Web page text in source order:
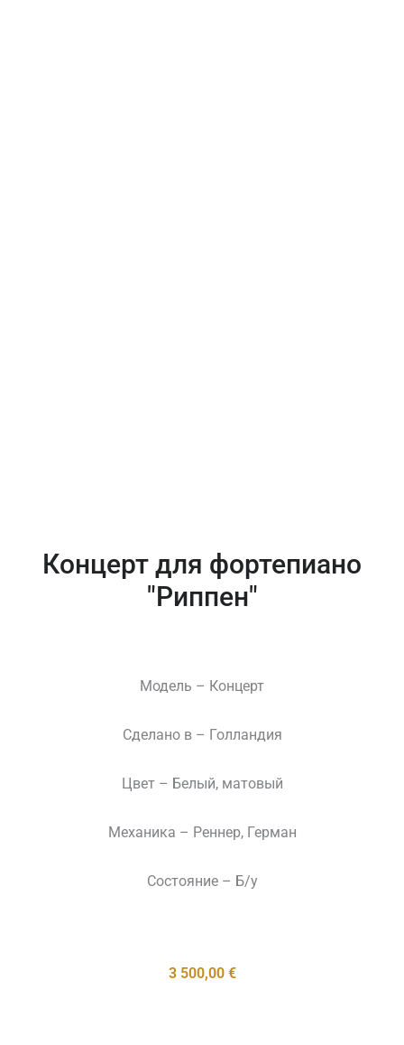
Концерт для фортепиано
"Риппен"
Модель – Концерт
Сделано в – Голландия
Цвет – Белый, матовый
Механика – Реннер, Герман
Состояние – Б/у
3 500,00 €